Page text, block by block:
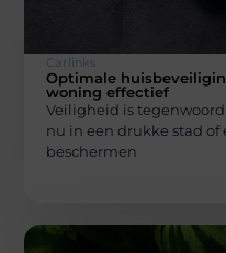
Carlinks
Optimale
woning effectief
Veiligheid is
nu in een drukke stad
beschermen